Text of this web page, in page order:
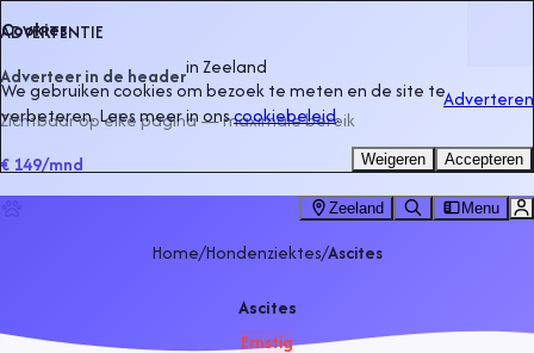
ADVERTENTIE
Adverteer in de headerinZeeland
Zichtbaar op elke pagina — maximale bereik
€ 149/mnd
Adverteren
Zeeland Menu
Home/Hondenziektes/Ascites
Ascites
Ernstig
Cookies
We gebruiken cookies om bezoek te meten en de site te
verbeteren. Lees meer in onscookiebeleid.
Weigeren Accepteren